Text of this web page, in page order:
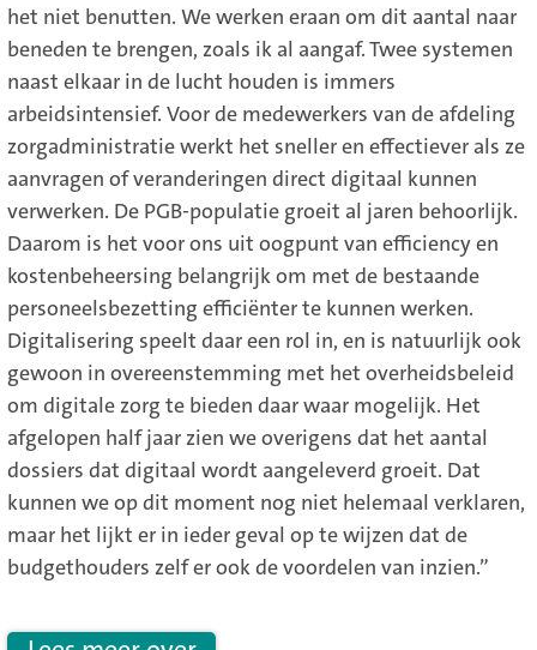
het niet benutten. We werken eraan om dit aantal naar
beneden te brengen, zoals ik al aangaf. Twee systemen
naast elkaar in de lucht houden is immers
arbeidsintensief. Voor de medewerkers van de afdeling
zorgadministratie werkt het sneller en effectiever als ze
aanvragen of veranderingen direct digitaal kunnen
verwerken. De PGB-populatie groeit al jaren behoorlijk.
Daarom is het voor ons uit oogpunt van efficiency en
kostenbeheersing belangrijk om met de bestaande
personeelsbezetting efficiënter te kunnen werken.
Digitalisering speelt daar een rol in, en is natuurlijk ook
gewoon in overeenstemming met het overheidsbeleid
om digitale zorg te bieden daar waar mogelijk. Het
afgelopen half jaar zien we overigens dat het aantal
dossiers dat digitaal wordt aangeleverd groeit. Dat
kunnen we op dit moment nog niet helemaal verklaren,
maar het lijkt er in ieder geval op te wijzen dat de
budgethouders zelf er ook de voordelen van inzien.”